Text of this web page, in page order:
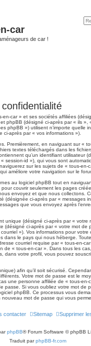
car
de car !
car » et ses sociétés affiliées
phpBB (désigné ci-après par « ils
phpBB ») utilisent n’importe quelle
ci-après par « vos informations »).
Premièrement, en naviguant sur «
textes téléchargés dans les
qu’un identifiant utilisateur
session-id »), qui vous sont
sur les sujets de « tous-en-
améliore votre navigation sur le
au logiciel phpBB tout en
couvrir seulement les pages
envoyez et que nous collectons.
(désignée ci-après par « messages
que vous envoyez après
unique (désigné ci-après par « votre
(désigné ci-après par « votre mot de
»). Vos informations pour
dans le pays qui nous héberge.
courriel requise par « tous-en-
de « tous-en-car ». Dans tous les
dans votre profil, vous pouvez
afin qu’il soit sécurisé.
Votre mot de passe est le
une personne affiliée de « tous-en-
passe. Si vous oubliez votre mot de
phpBB. Ce processus vous
mot de passe qui vous
Supprimer
Sitemap
contacter
phpBB® Forum Software © phpBB
Traduit parphpBB-fr.com